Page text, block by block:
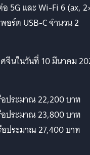
5G และ Wi-Fi 6 (ax,
อร์ต USB-C จำนวน 2
จีนในวันที่ 10 มีนาคม
ประมาณ 22,200 บาท
ประมาณ 23,800 บาท
ประมาณ 27,400 บาท